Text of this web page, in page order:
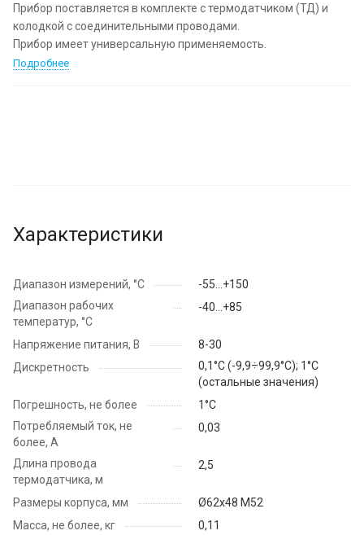
Прибор поставляется в комплекте с термодатчиком (ТД) и
колодкой с соединительными проводами.
Прибор имеет универсальную применяемость.
Подробнее
Характеристики
Диапазон измерений, °C
-55...+150
Диапазон рабочих
температур, °C
-40...+85
Напряжение питания, В
8-30
Дискретность
0,1°С (-9,9÷99,9°С); 1°С
(остальные значения)
Погрешность, не более
1°С
Потребляемый ток, не
более, А
0,03
Длина провода
термодатчика, м
2,5
Размеры корпуса, мм
Ø62х48 М52
Масса, не более, кг
0,11